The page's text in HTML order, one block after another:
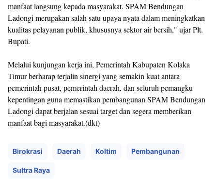
manfaat langsung kepada masyarakat. SPAM Bendungan
Ladongi merupakan salah satu upaya nyata dalam meningkatkan
kualitas pelayanan publik, khususnya sektor air bersih," ujar Plt.
Bupati.
Melalui kunjungan kerja ini, Pemerintah Kabupaten Kolaka
Timur berharap terjalin sinergi yang semakin kuat antara
pemerintah pusat, pemerintah daerah, dan seluruh pemangku
kepentingan guna memastikan pembangunan SPAM Bendungan
Ladongi dapat berjalan sesuai target dan segera memberikan
manfaat bagi masyarakat.(dkt)
Birokrasi Daerah Koltim Pembangunan
Sultra Raya